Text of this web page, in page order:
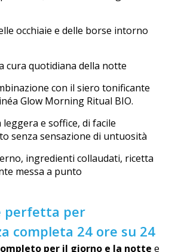
occhiaie e delle borse intorno
cura quotidiana della notte
con il siero tonificante
Glow Morning Ritual BIO.
leggera e soffice, di facile
senza sensazione di untuosità
ingredienti collaudati, ricetta
messa a punto
perfetta per
completa 24 ore su 24
per il giorno e la notte e